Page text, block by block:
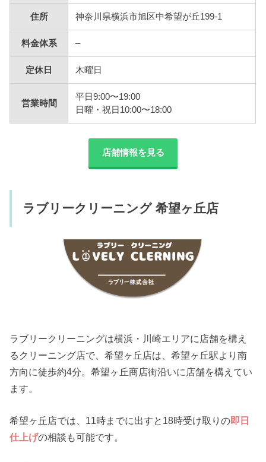
住所 神奈川県横浜市旭区中希望が丘199-1
料金体系 –
定休日 木曜日
営業時間
平日9:00〜19:00
日曜・祝日10:00〜18:00
店舗情報を見る
ラブリークリーニング 希望ヶ丘店
ラブリークリーニングは横浜・川崎エリアに店舗を構え
るクリーニング店で、希望ヶ丘店は、希望ヶ丘駅より南
方向に徒歩約4分。希望ヶ丘商店街沿いに店舗を構えてい
ます。
希望ヶ丘店では、11時までに出すと18時受け取りの即日
仕上げの相談も可能です。